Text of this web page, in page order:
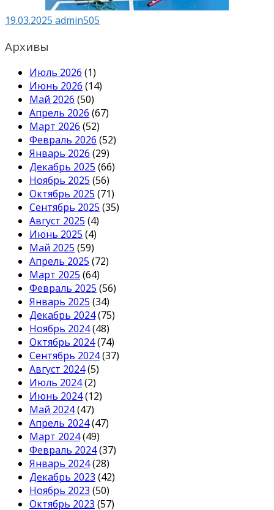
19.03.2025 admin505
Архивы
Июль 2026 (1)
Июнь 2026 (14)
Май 2026 (50)
Апрель 2026 (67)
Март 2026 (52)
Февраль 2026 (52)
Январь 2026 (29)
Декабрь 2025 (66)
Ноябрь 2025 (56)
Октябрь 2025 (71)
Сентябрь 2025 (35)
Август 2025 (4)
Июнь 2025 (4)
Май 2025 (59)
Апрель 2025 (72)
Март 2025 (64)
Февраль 2025 (56)
Январь 2025 (34)
Декабрь 2024(75)
Ноябрь 2024(48)
Октябрь 2024(74)
Сентябрь 2024(37)
Август 2024(5)
Июль 2024(2)
Июнь 2024(12)
Май 2024(47)
Апрель 2024(47)
Март 2024(49)
Февраль 2024(37)
Январь 2024(28)
Декабрь 2023 (42)
Ноябрь 2023 (50)
Октябрь 2023 (57)